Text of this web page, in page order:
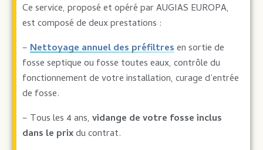
Ce service, proposé et opéré par AUGIAS EUROPA,
est composé de deux prestations :
–Nettoyage annuel des préfiltresen sortie de
fosse septique ou fosse toutes eaux, contrôle du
fonctionnement de votre installation, curage d’entrée
de fosse.
– Tous les 4 ans,vidange de votre fosse inclus
dans le prixdu contrat.